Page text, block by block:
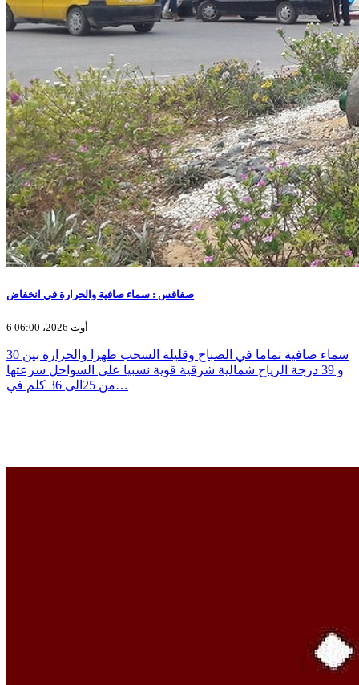
صفاقس : سماء صافية والحرارة في انخفاض
6 أوت 2026، 06:00
سماء صافية تماما في الصباح وقليلة السحب ظهرا والحرارة بين 30
و 39 درجة الرياح شمالية شرقية قوية نسبيا على السواحل سرعتها
من 25الى 36 كلم في…